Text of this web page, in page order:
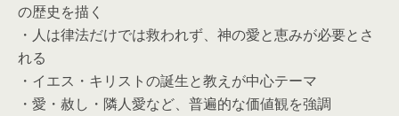
の歴史を描く
・人は律法だけでは救われず、神の愛と恵みが必要とさ
れる
・イエス・キリストの誕生と教えが中心テーマ
・愛・赦し・隣人愛など、普遍的な価値観を強調